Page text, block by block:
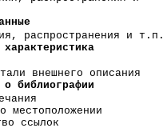
распространения и т.п.
внешнего описания
о библиографии
местоположении
ссылок